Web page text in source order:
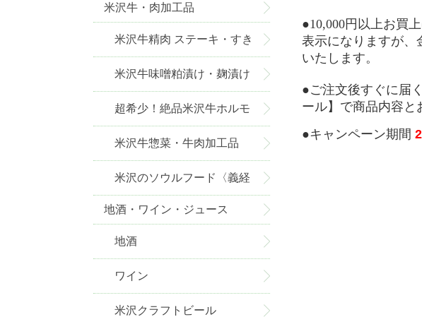
●10,000円以上お買
表示になりますが、
いたします。
●ご注文後すぐに届
ール】で商品内容と
●キャンペーン期間
米沢牛・肉加工品
米沢牛精肉 ステーキ・すき
焼き・しゃぶしゃぶ・焼肉
米沢牛味噌粕漬け・麹漬け
超希少！絶品米沢牛ホルモ
ン米沢牛惣菜・牛肉加工品
米沢のソウルフード〈義経
焼〉
地酒・ワイン・ジュース
地酒
ワイン
米沢クラフトビール